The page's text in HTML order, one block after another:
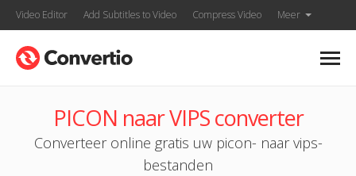
Video Editor Add Subtitles to Video Compress Video Meer
PICON naar VIPS converter
Converteer online gratis uw picon- naar vips-
bestanden